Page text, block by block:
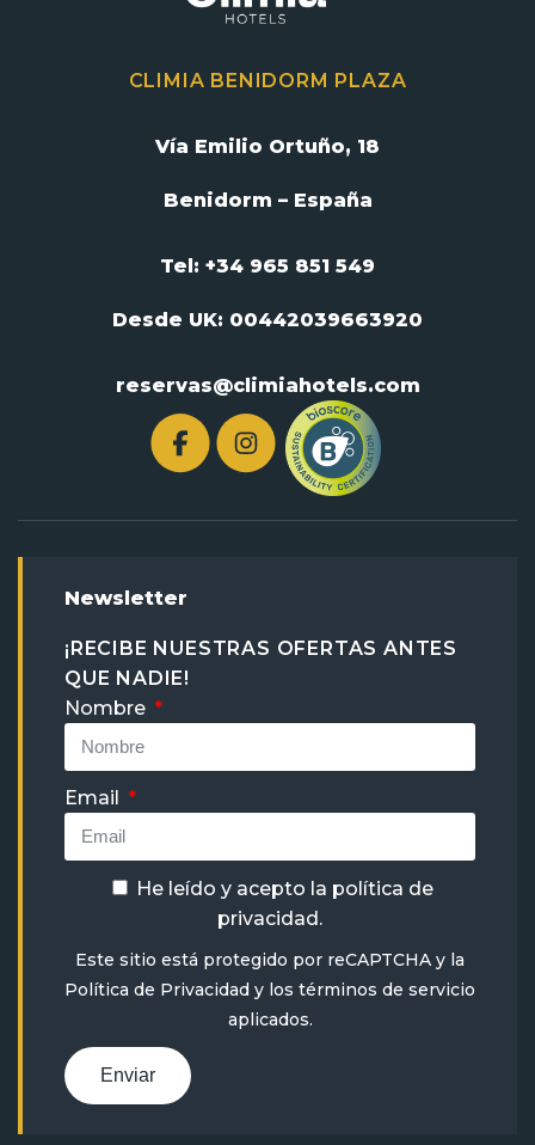
CLIMIA BENIDORM PLAZA
Vía Emilio Ortuño, 18
Benidorm – España
Tel: +34 965 851 549
Desde UK: 00442039663920
reservas@climiahotels.com
Newsletter
¡RECIBE NUESTRAS OFERTAS ANTES
QUE NADIE!
Nombre
Email
He leído y acepto la política de
privacidad.
Este sitio está protegido por reCAPTCHA y la
Política de Privacidad y los términos de servicio
aplicados.
Enviar